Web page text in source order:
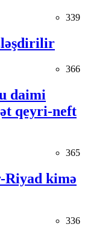
339
366
daimi
qeyri-neft
365
Riyad kimə
336